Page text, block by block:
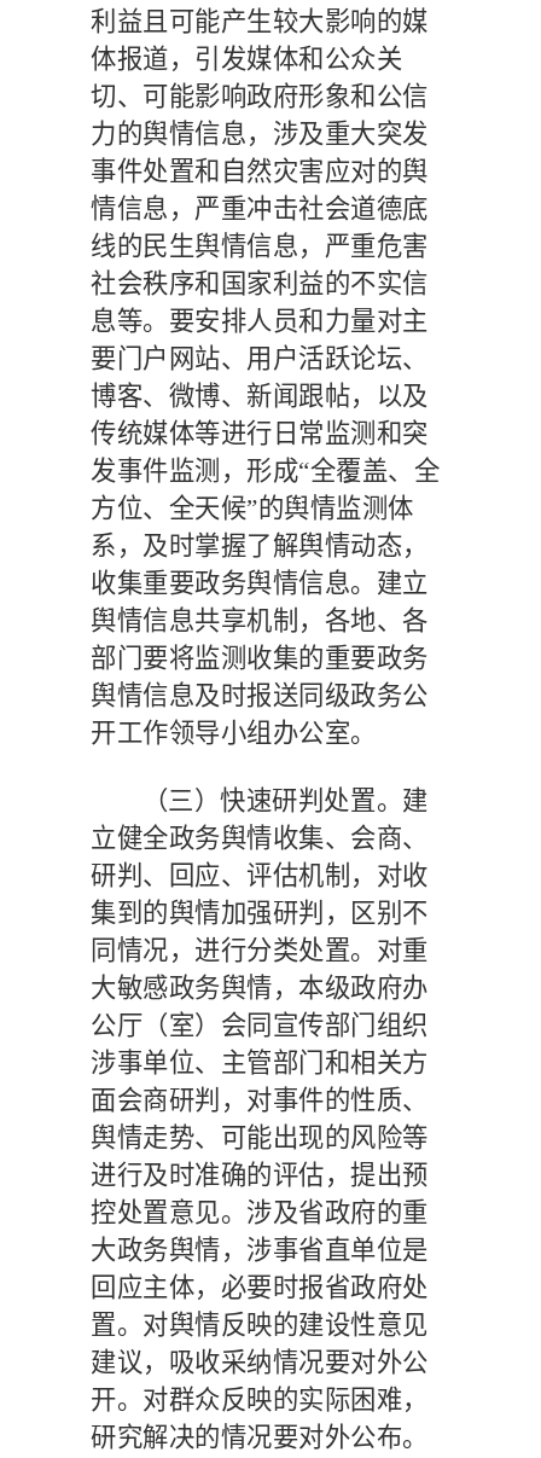
利益且可能产生较大影响的媒
体报道，引发媒体和公众关
切、可能影响政府形象和公信
力的舆情信息，涉及重大突发
事件处置和自然灾害应对的舆
情信息，严重冲击社会道德底
线的民生舆情信息，严重危害
社会秩序和国家利益的不实信
息等。要安排人员和力量对主
要门户网站、用户活跃论坛、
博客、微博、新闻跟帖，以及
传统媒体等进行日常监测和突
发事件监测，形成“全覆盖、全
方位、全天候”的舆情监测体
系，及时掌握了解舆情动态，
收集重要政务舆情信息。建立
舆情信息共享机制，各地、各
部门要将监测收集的重要政务
舆情信息及时报送同级政务公
开工作领导小组办公室。
（三）快速研判处置。 建
立健全政务舆情收集、会商、
研判、回应、评估机制，对收
集到的舆情加强研判，区别不
同情况，进行分类处置。对重
大敏感政务舆情，本级政府办
公厅（室）会同宣传部门组织
涉事单位、主管部门和相关方
面会商研判，对事件的性质、
舆情走势、可能出现的风险等
进行及时准确的评估，提出预
控处置意见。涉及省政府的重
大政务舆情，涉事省直单位是
回应主体，必要时报省政府处
置。对舆情反映的建设性意见
建议，吸收采纳情况要对外公
开。对群众反映的实际困难，
研究解决的情况要对外公布。